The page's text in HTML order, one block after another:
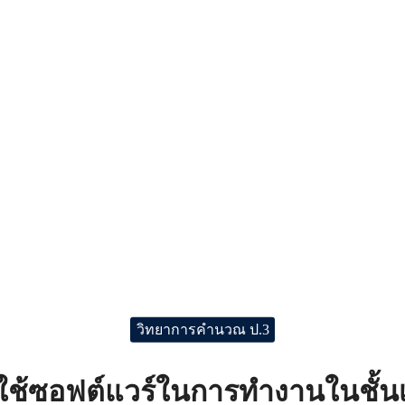
วิทยาการคำนวณ ป.3
ช้ซอฟต์แวร์ในการทำงานในชั้น